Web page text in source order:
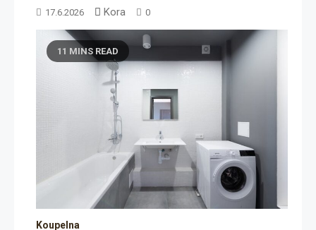
17.6.2026 Kora 0
11 MINS READ
Koupelna